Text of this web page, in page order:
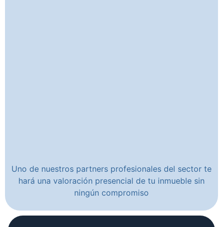
Uno de nuestros partners profesionales del sector te
hará una valoración presencial de tu inmueble sin
ningún compromiso